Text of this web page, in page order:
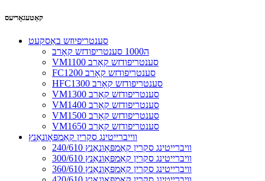
קאַטעגאָריעס
סענטריפיוזש באַסקעט
ה1000 סענטריפודזש קאָרב
VM1100 סענטריפודזש קאָרב
FC1200 סענטריפודזש קאָרב
HFC1300 סענטריפודזש קאָרב
VM1300 סענטריפודזש קאָרב
VM1400 סענטריפודזש קאָרב
VM1500 סענטריפודזש קאָרב
VM1650 סענטריפודזש קאָרב
ווייברייטינג סקרין קאַמפּאָונאַנץ
240/610 וויברייטינג סקרין קאַמפּאָונאַנץ
300/610 וויברייטינג סקרין קאַמפּאָונאַנץ
360/610 וויברייטינג סקרין קאַמפּאָונאַנץ